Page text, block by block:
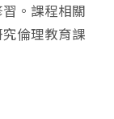
。課程相關
倫理教育課